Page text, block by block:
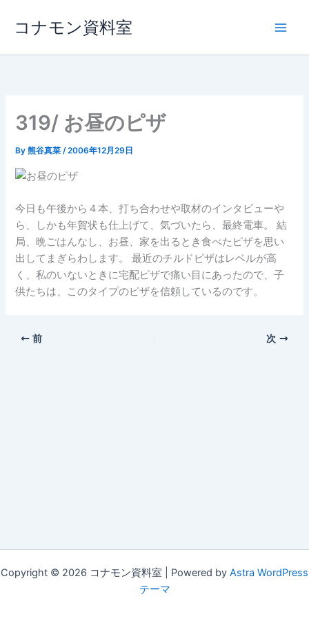
ス
コナモン資料室
319/ お昼のピザ
By熊谷真菜/2006年12月29日
今日も午後から４本、打ち合わせや取材のインタビューや
ら、しかも年賀状も仕上げて、気づいたら、最終電車。 結
局、晩ごはんなし、お昼、家を出るとき食べたピザを思い
出してまぎらわします。 最近のチルドピザはレベルが高
く、私のいないときに宅配ピザで痛い目にあったので、子
供たちは、このタイプのピザを信頼しているのです。
前 次
Copyright © 2026 コナモン資料室 | Powered by Astra WordPress
テーマ